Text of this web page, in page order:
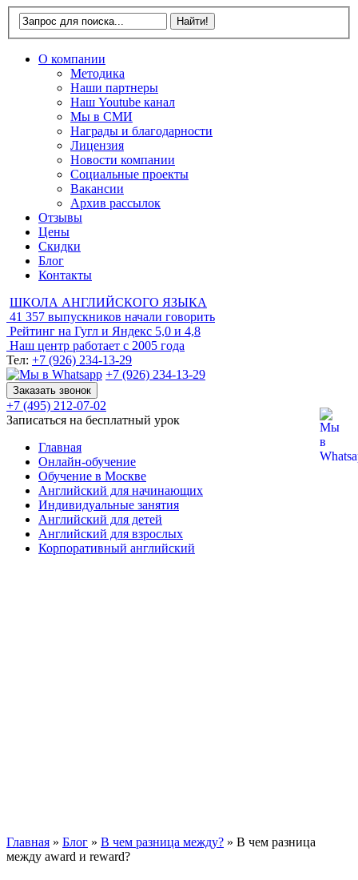
О компании
Методика
Наши партнеры
Наш Youtube канал
Мы в СМИ
Награды и благодарности
Лицензия
Новости компании
Социальные проекты
Вакансии
Архив рассылок
Отзывы
Цены
Скидки
Блог
Контакты
ШКОЛА АНГЛИЙСКОГО ЯЗЫКА
41 357 выпускников начали говорить
Рейтинг на Гугл и Яндекс 5,0 и 4,8
Наш центр работает с 2005 года
Тел: +7 (926) 234-13-29
+7 (926) 234-13-29
Заказать звонок
+7 (495) 212-07-02
Записаться на бесплатный урок
Главная
Онлайн-обучение
Обучение в Москве
Английский для начинающих
Индивидуальные занятия
Английский для детей
Английский для взрослых
Корпоративный английский
Главная » Блог » В чем разница между? » В чем разница
между award и reward?